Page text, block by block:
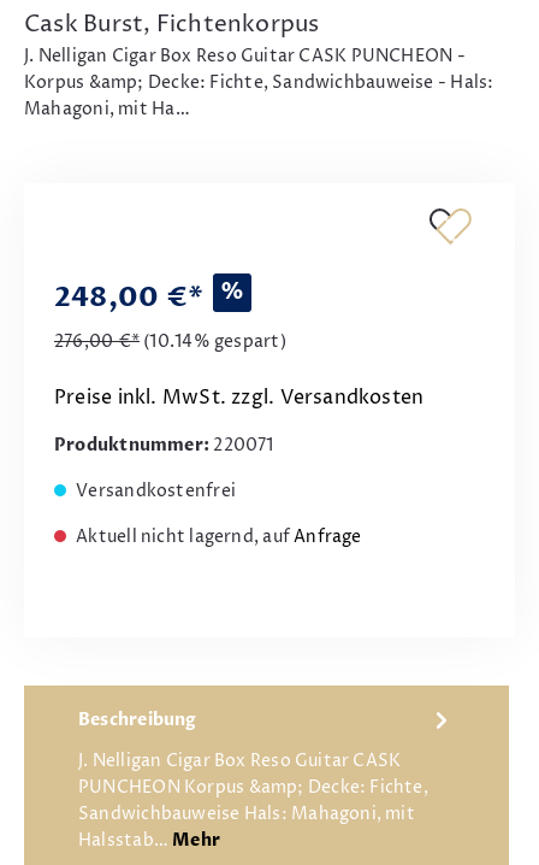
Cask Burst, Fichtenkorpus
J. Nelligan Cigar Box Reso Guitar CASK PUNCHEON -
Korpus &amp; Decke: Fichte, Sandwichbauweise - Hals:
Mahagoni, mit Ha…
248,00 €* %
276,00 €* (10.14% gespart)
Preise inkl. MwSt. zzgl. Versandkosten
Produktnummer: 220071
Versandkostenfrei
Aktuell nicht lagernd, aufAnfrage
Beschreibung
J. Nelligan Cigar Box Reso Guitar CASK
PUNCHEON Korpus &amp; Decke: Fichte,
Sandwichbauweise Hals: Mahagoni, mit
Halsstab… Mehr